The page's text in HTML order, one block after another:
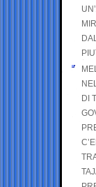
DI